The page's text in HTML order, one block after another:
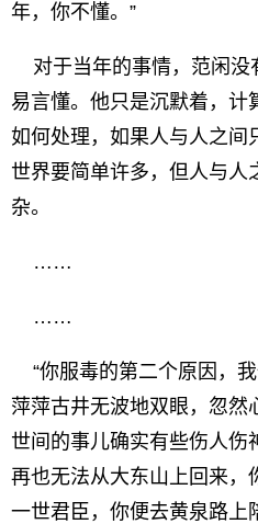
年，你不懂。”
对于当年的事情，范闲没
易言懂。他只是沉默着，计
如何处理，如果人与人之间
世界要简单许多，但人与人
杂。
……
……
“你服毒的第二个原因，
萍萍古井无波地双眼，忽然
世间的事儿确实有些伤人伤
再也无法从大东山上回来，
一世君臣，你便去黄泉路上